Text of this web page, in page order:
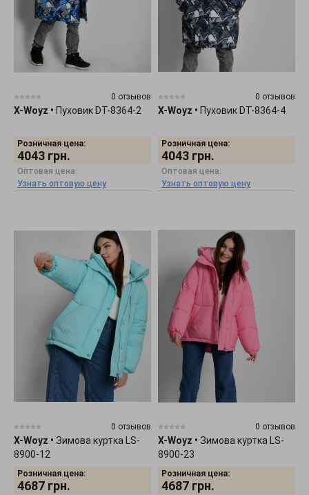
0 отзывов
X-Woyz • Пуховик DT-8364-2
Розничная цена:
4043 грн.
Оптовая цена:
Узнать оптовую цену
0 отзывов
X-Woyz • Пуховик DT-8364-4
Розничная цена:
4043 грн.
Оптовая цена:
Узнать оптовую цену
0 отзывов
X-Woyz • Зимова куртка LS-
8900-12
Розничная цена:
4687 грн.
0 отзывов
X-Woyz • Зимова куртка LS-
8900-23
Розничная цена:
4687 грн.